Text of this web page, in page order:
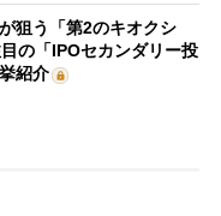
が狙う「第2のキオクシ
の「IPOセカンダリー投
紹介